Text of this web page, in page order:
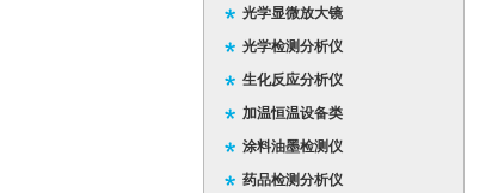
光学显微放大镜
光学检测分析仪
生化反应分析仪
加温恒温设备类
涂料油墨检测仪
药品检测分析仪